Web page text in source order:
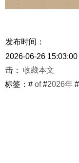
发布时间：
2026-06-26 15:03:00
击：
收藏本文
标签：# of#2026年 #